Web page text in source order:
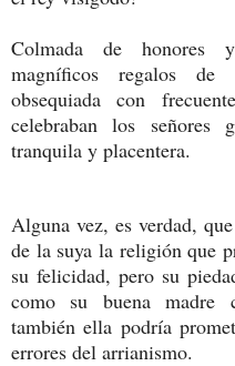
Colmada de honores
magníficos regalos de
obsequiada con
celebraban los
tranquila y placentera.
Alguna vez, es verdad,
de la suya la religión que
su felicidad, pero su
como su buena madre
también ella podría
errores del arrianismo.